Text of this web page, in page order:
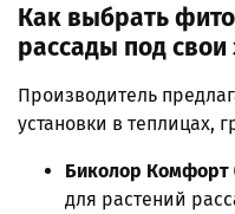
Как выбрать
рассады под свои
Производитель
установки в теплицах,
Биколор Комфорт
для растений